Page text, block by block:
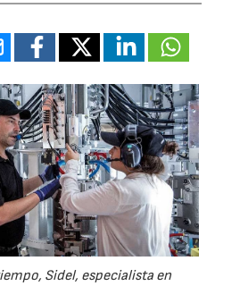
Sidel, especialista en